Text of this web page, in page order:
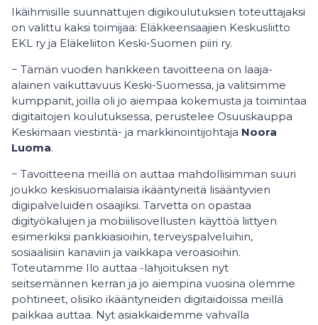
Ikäihmisille suunnattujen digikoulutuksien toteuttajaksi
on valittu kaksi toimijaa: Eläkkeensaajien Keskusliitto
EKL ry ja Eläkeliiton Keski-Suomen piiri ry.
− Tämän vuoden hankkeen tavoitteena on laaja-
alainen vaikuttavuus Keski-Suomessa, ja valitsimme
kumppanit, joilla oli jo aiempaa kokemusta ja toimintaa
digitaitojen koulutuksessa, perustelee Osuuskauppa
Keskimaan viestintä- ja markkinointijohtaja Noora
Luoma.
− Tavoitteena meillä on auttaa mahdollisimman suuri
joukko keskisuomalaisia ikääntyneitä lisääntyvien
digipalveluiden osaajiksi. Tarvetta on opastaa
digityökalujen ja mobiilisovellusten käyttöä liittyen
esimerkiksi pankkiasioihin, terveyspalveluihin,
sosiaalisiin kanaviin ja vaikkapa veroasioihin.
Toteutamme Ilo auttaa -lahjoituksen nyt
seitsemännen kerran ja jo aiempina vuosina olemme
pohtineet, olisiko ikääntyneiden digitaidoissa meillä
paikkaa auttaa. Nyt asiakkaidemme vahvalla